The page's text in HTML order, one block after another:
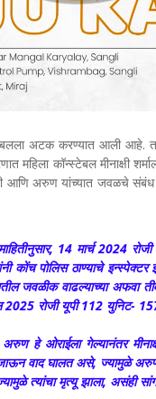
अटक करण्यात आली आहे.
महिला कॉन्स्टेबल मीनाक्षी
आणि अरुण यांच्यात जवळचे
14 मार्च 2024
पोलिस ठाण्याचे इन्स्पेक्टर
जवळीक वाढल्याच्या अफवा
2025 रोजी यूपी 112 युनिट-
अरुण हे ओराईला गेल्यानंतर
जाऊन वाद घालत असे, ज्यामुळे
त्यांचा मृत्यू झाला, असंही